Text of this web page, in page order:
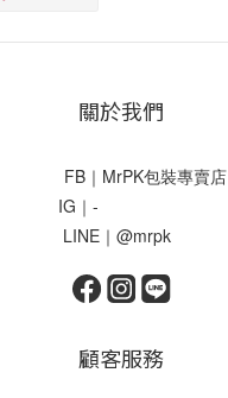
關於我們
FB｜MrPK包裝專賣店
IG｜-
LINE｜@mrpk
顧客服務